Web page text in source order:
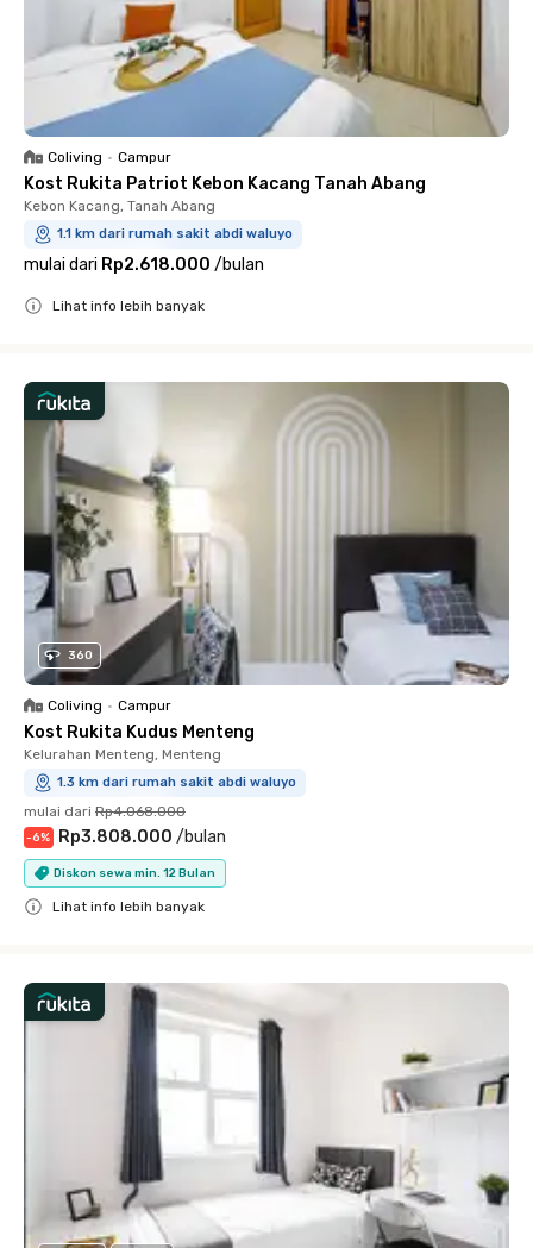
Coliving • Campur
Kost Rukita Patriot Kebon Kacang Tanah Abang
Kebon Kacang, Tanah Abang
1.1 km dari rumah sakit abdi waluyo
mulai dari Rp2.618.000 /bulan
Lihat info lebih banyak
360
Coliving • Campur
Kost Rukita Kudus Menteng
Kelurahan Menteng, Menteng
1.3 km dari rumah sakit abdi waluyo
mulai dari Rp4.068.000
-6% Rp3.808.000 /bulan
Diskon sewa min. 12 Bulan
Lihat info lebih banyak